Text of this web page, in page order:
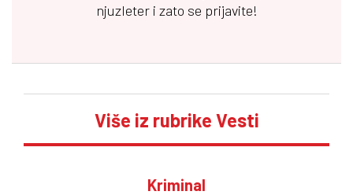
njuzleter i zato se prijavite!
Više iz rubrike Vesti
Kriminal